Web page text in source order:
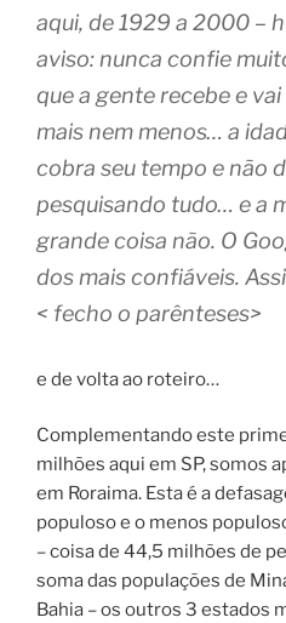
aqui, de 1929 a 2000 –
aviso: nunca confie
que a gente recebe e
mais nem menos… a
cobra seu tempo e não
pesquisando tudo… e a
grande coisa não. O
dos mais confiáveis.
< fecho o parênteses>
e de volta ao roteiro…
Complementando este
milhões aqui em SP, somos
em Roraima. Esta é a
populoso e o menos
– coisa de 44,5 milhões de
soma das populações de
Bahia – os outros 3 estados